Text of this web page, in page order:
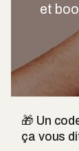
et
🎁 Un
ça vous